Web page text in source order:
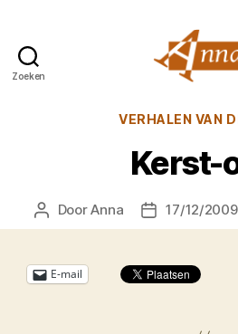
Zoeken
van
VERHALEN VAN
Kerst-
Berichtauteur
DoorAnna Berichtdatum
17/12/2009
E-mail